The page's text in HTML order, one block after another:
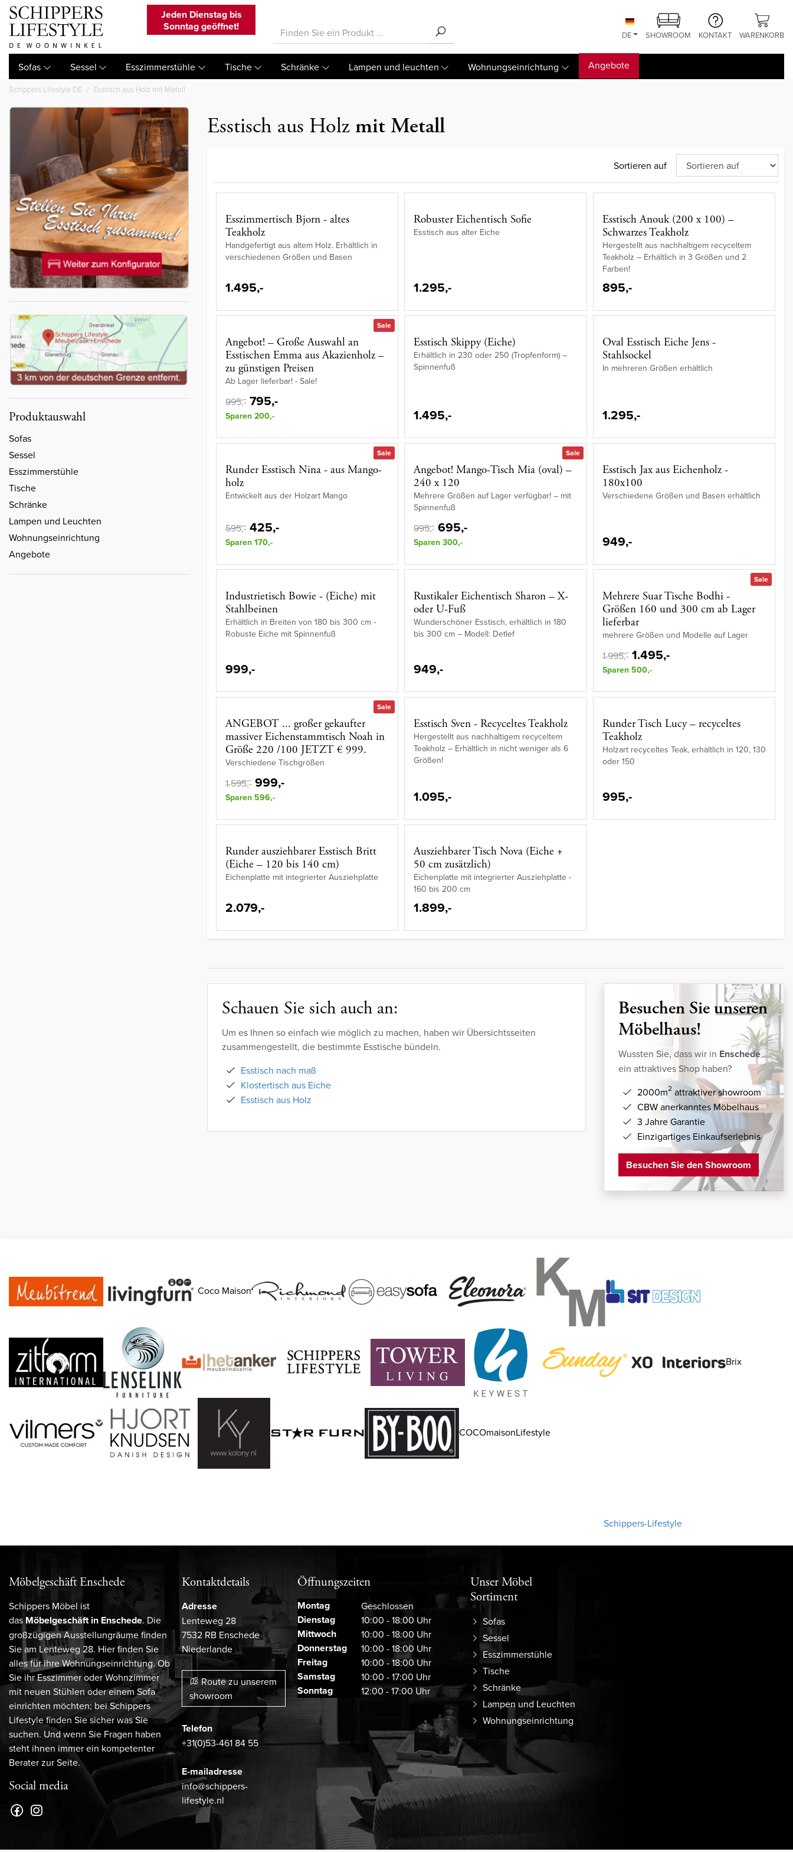
Jeden Dienstag bis
Sonntag geöffnet!
DE SHOWROOM KONTAKT WARENKORB
Sofas Sessel Esszimmerstühle Tische Schränke Lampen und leuchten Wohnungseinrichtung Angebote
Schippers Lifestyle DE Esstisch aus Holz mit Metall
Produktauswahl
Sofas
Sessel
Esszimmerstühle
Tische
Schränke
Lampen und Leuchten
Wohnungseinrichtung
Angebote
Esstisch aus Holz mit Metall
Sortieren auf
Esszimmertisch Bjorn - altes
Teakholz
Handgefertigt aus altem Holz. Erhältlich in
verschiedenen Größen und Basen
1.495,-
Robuster Eichentisch Sofie
Esstisch aus alter Eiche
1.295,-
Esstisch Anouk (200 x 100) –
Schwarzes Teakholz
Hergestellt aus nachhaltigem recyceltem
Teakholz – Erhältlich in 3 Größen und 2
Farben!
895,-
Sale
Angebot! – Große Auswahl an
Esstischen Emma aus Akazienholz –
zu günstigen Preisen
Ab Lager lieferbar! - Sale!
995,- 795,-
Sparen 200,-
Esstisch Skippy (Eiche)
Erhältlich in 230 oder 250 (Tropfenform) –
Spinnenfuß
1.495,-
Oval Esstisch Eiche Jens -
Stahlsockel
In mehreren Größen erhältlich
1.295,-
Sale
Runder Esstisch Nina - aus Mango-
holz
Entwickelt aus der Holzart Mango
595,- 425,-
Sparen 170,-
Sale
Angebot! Mango-Tisch Mia (oval) –
240 x 120
Mehrere Größen auf Lager verfügbar! – mit
Spinnenfuß
995,- 695,-
Sparen 300,-
Esstisch Jax aus Eichenholz -
180x100
Verschiedene Größen und Basen erhältlich
949,-
Industrietisch Bowie - (Eiche) mit
Stahlbeinen
Erhältlich in Breiten von 180 bis 300 cm -
Robuste Eiche mit Spinnenfuß
999,-
Rustikaler Eichentisch Sharon – X-
oder U-Fuß
Wunderschöner Esstisch, erhältlich in 180
bis 300 cm – Modell: Detlef
949,-
Sale
Mehrere Suar Tische Bodhi -
Größen 160 und 300 cm ab Lager
lieferbar
mehrere Größen und Modelle auf Lager
1.995,- 1.495,-
Sparen 500,-
Sale
ANGEBOT ... großer gekaufter
massiver Eichenstammtisch Noah in
Größe 220 /100 JETZT € 999.
Verschiedene Tischgrößen
1.595,- 999,-
Sparen 596,-
Esstisch Sven - Recyceltes Teakholz
Hergestellt aus nachhaltigem recyceltem
Teakholz – Erhältlich in nicht weniger als 6
Größen!
1.095,-
Runder Tisch Lucy – recyceltes
Teakholz
Holzart recyceltes Teak, erhältlich in 120, 130
oder 150
995,-
Runder ausziehbarer Esstisch Britt
(Eiche – 120 bis 140 cm)
Eichenplatte mit integrierter Ausziehplatte
2.079,-
Ausziehbarer Tisch Nova (Eiche +
50 cm zusätzlich)
Eichenplatte mit integrierter Ausziehplatte -
160 bis 200 cm
1.899,-
Schauen Sie sich auch an:
Um es Ihnen so einfach wie möglich zu machen, haben wir Übersichtsseiten
zusammengestellt, die bestimmte Esstische bündeln.
Esstisch nach maß
Klostertisch aus Eiche
Esstisch aus Holz
Besuchen Sie unseren
Möbelhaus!
Wussten Sie, dass wir in Enschede
ein attraktives Shop haben?
2000m2 attraktiver showroom
CBW anerkanntes Möbelhaus
3 Jahre Garantie
Einzigartiges Einkaufserlebnis
Besuchen Sie den Showroom
Coco Maison
Brix
COCOmaisonLifestyle
Möbelgeschäft Enschede
Schippers Möbel ist
das Möbelgeschäft in Enschede. Die
großzügigen Ausstellungräume finden
Sie am Lenteweg 28. Hier finden Sie
alles für ihre Wohnungseinrichtung. Ob
Sie ihr Esszimmer oder Wohnzimmer
mit neuen Stühlen oder einem Sofa
einrichten möchten; bei Schippers
Lifestyle finden Sie sicher was Sie
suchen. Und wenn Sie Fragen haben
steht ihnen immer ein kompetenter
Berater zur Seite.
Social media
Kontaktdetails
Adresse
Lenteweg 28
7532 RB Enschede
Niederlande
Route zu unserem
showroom
Telefon
+31(0)53-461 84 55
E-mailadresse
info@schippers-
lifestyle.nl
Öffnungszeiten
Montag Geschlossen
Dienstag 10:00 - 18:00 Uhr
Mittwoch 10:00 - 18:00 Uhr
Donnerstag 10:00 - 18:00 Uhr
Freitag 10:00 - 18:00 Uhr
Samstag 10:00 - 17:00 Uhr
Sonntag 12:00 - 17:00 Uhr
Unser Möbel
Sortiment
Sofas
Sessel
Esszimmerstühle
Tische
Schränke
Lampen und Leuchten
Wohnungseinrichtung
Schippers-Lifestyle